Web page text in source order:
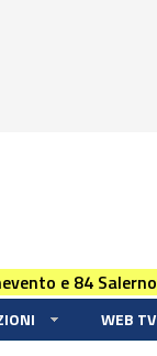
e 84 Salerno
WEB TV